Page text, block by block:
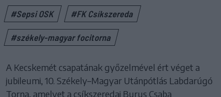
#Sepsi OSK #FK Csíkszereda
#székely-magyar focitorna
A Kecskemét csapatának győzelmével ért véget a
jubileumi, 10. Székely–Magyar Utánpótlás Labdarúgó
Torna, amelyet a csíkszeredai Burus Csaba